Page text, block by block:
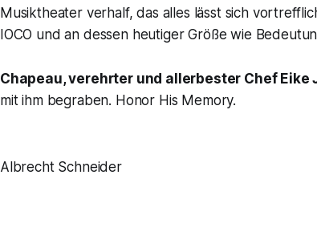
Musiktheater verhalf, das alles lässt sich
IOCO und an dessen heutiger Größe wie
Chapeau, verehrter und allerbester Chef Eike
mit ihm begraben.
Albrecht Schneider